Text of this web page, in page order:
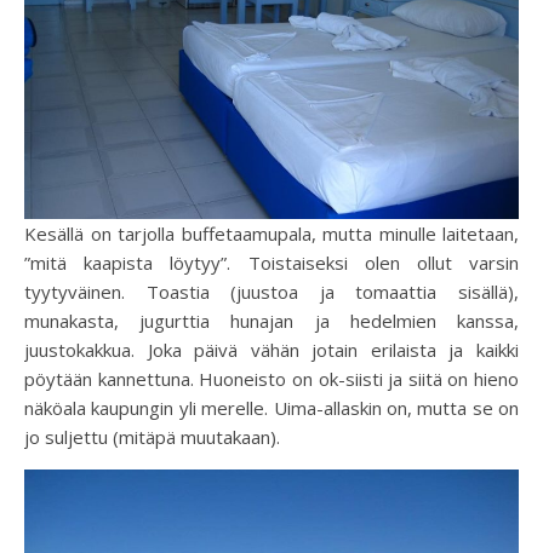
Kesällä on tarjolla buffetaamupala, mutta minulle laitetaan,
”mitä kaapista löytyy”. Toistaiseksi olen ollut varsin
tyytyväinen. Toastia (juustoa ja tomaattia sisällä),
munakasta, jugurttia hunajan ja hedelmien kanssa,
juustokakkua. Joka päivä vähän jotain erilaista ja kaikki
pöytään kannettuna. Huoneisto on ok-siisti ja siitä on hieno
näköala kaupungin yli merelle. Uima-allaskin on, mutta se on
jo suljettu (mitäpä muutakaan).